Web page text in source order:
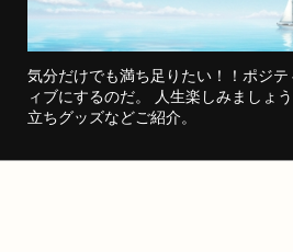
気分だけでも満ち足りたい！！ポジ
ィブにするのだ。 人生楽しみましょ
立ちグッズなどご紹介。